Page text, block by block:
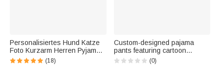
Personalisiertes Hund Katze
Foto Kurzarm Herren Pyjama
Set mit Text Schlafanzug
(18)
Custom-designed pajama
pants featuring cartoon
characters in a line-art style,
(0)